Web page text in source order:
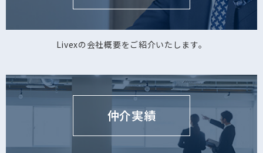
Livexの会社概要をご紹介いたします。
仲介実績